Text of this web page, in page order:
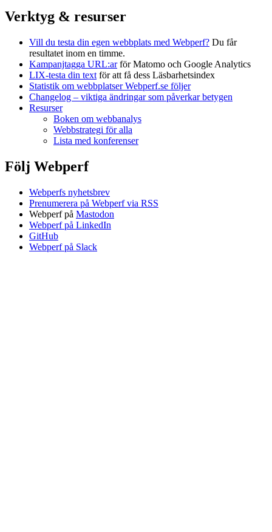
Verktyg & resurser
Vill du testa din egen webbplats med Webperf? Du får
resultatet inom en timme.
Kampanjtagga URL:arför Matomo och Google Analytics
LIX-testa din text för att få dess Läsbarhetsindex
Statistik om webbplatser Webperf.se följer
Changelog – viktiga ändringar som påverkar betygen
Resurser
Boken om webbanalys
Webbstrategi för alla
Lista med konferenser
Följ Webperf
Webperfs nyhetsbrev
Prenumerera på Webperf via RSS
Webperf på Mastodon
Webperf på LinkedIn
GitHub
Webperf på Slack